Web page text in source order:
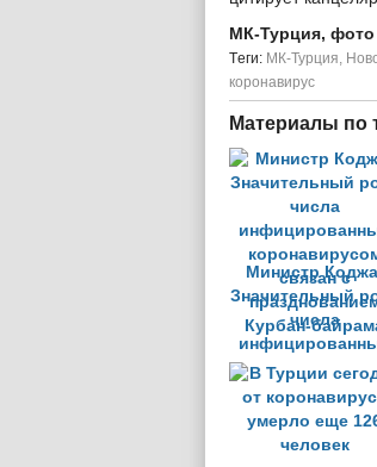
МК-Турция, фото
Tеги: МК-Турция,
коронавирус
Материалы по
Министр
Значительный
числа
связан с
Курбан-байрама